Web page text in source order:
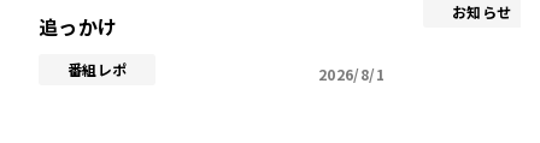
追っかけ
番組レポ 2026/8/1
お知らせ